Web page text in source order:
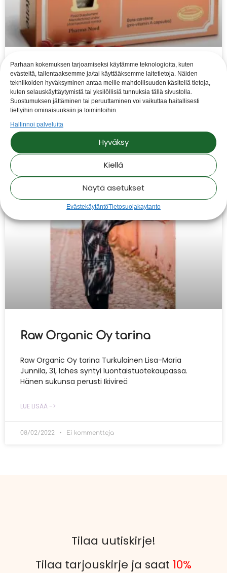
Parhaan kokemuksen tarjoamiseksi käytämme teknologioita, kuten
evästeitä, tallentaaksemme ja/tai käyttääksemme laitetietoja. Näiden
tekniikoiden hyväksyminen antaa meille mahdollisuuden käsitellä tietoja,
kuten selauskäyttäytymistä tai yksilöllisiä tunnuksia tällä sivustolla.
Suostumuksen jättäminen tai peruuttaminen voi vaikuttaa haitallisesti
tiettyihin ominaisuuksiin ja toimintoihin.
Hallinnoi palveluita
Hyväksy
Kiellä
Näytä asetukset
EvästekäytäntöTietosuojakaytanto
Kevään kolme top-tuotetta
”Bio-Karoten+E Aurinkokapselit otan itse heti
keväällä käyttöön, jotta saan tasaisen ja kauniin
sävyn iholleni.” Tuotteeseen
Raw Organic Oy tarina
Raw Organic Oy tarina Turkulainen Lisa-Maria
Junnila, 31, lähes syntyi luontaistuotekaupassa.
Hänen sukunsa perusti Ikivireä
LUE LISÄÄ ->
08/02/2022 Ei kommentteja
Tilaa uutiskirje!
Tilaa tarjouskirje ja saat 10%